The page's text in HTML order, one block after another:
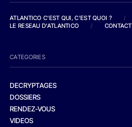
ATLANTICO C'EST QUI, C'EST QUOI ?
/
LE RESEAU D'ATLANTICO
/ CONTACT
CATEGORIES
DECRYPTAGES
DOSSIERS
RENDEZ-VOUS
VIDEOS